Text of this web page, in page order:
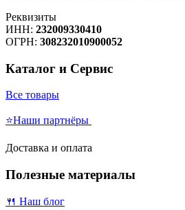
Реквизиты
ИНН: 232009330410
ОГРН: 308232010900052
Каталог и Сервис
Все товары
⭐Наши партнёры
Доставка и оплата
Полезные материалы
🍴 Наш блог